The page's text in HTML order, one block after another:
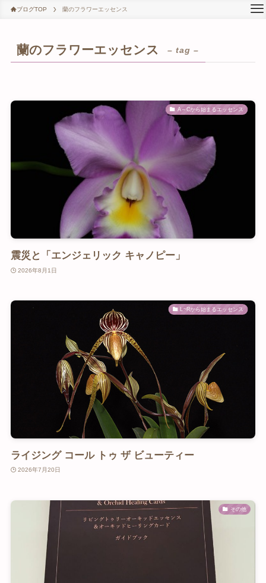
ブログTOP 蘭のフラワーエッセンス
蘭のフラワーエッセンス – tag –
A～Cから始まるエッセンス
震災と「エンジェリック キャノピー」
2026年8月1日
L~Rから始まるエッセンス
ライジング コール トゥ ザ ビューティー
2026年7月20日
その他